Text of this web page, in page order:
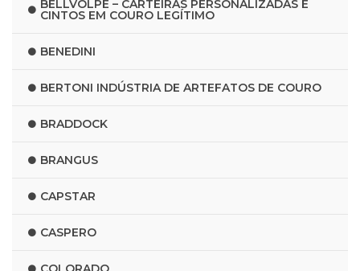
BELLVOLPE – CARTEIRAS PERSONALIZADAS E
CINTOS EM COURO LEGÍTIMO
BENEDINI
BERTONI INDÚSTRIA DE ARTEFATOS DE COURO
BRADDOCK
BRANGUS
CAPSTAR
CASPERO